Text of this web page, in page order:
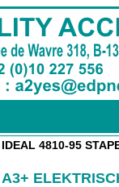
IDEAL 4810-95
A3+